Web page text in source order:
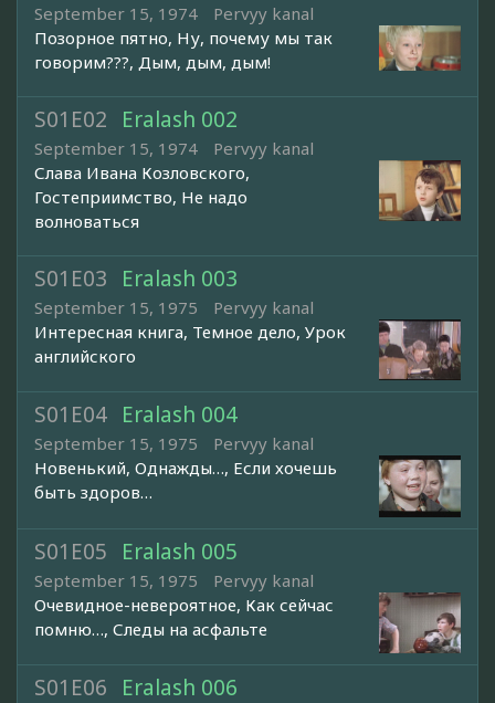
September 15, 1974
Pervyy kanal
Позорное пятно, Ну, почему мы так
говорим???, Дым, дым, дым!
S01E02 Eralash 002
September 15, 1974
Pervyy kanal
Слава Ивана Козловского,
Гостеприимство, Не надо
волноваться
S01E03 Eralash 003
September 15, 1975
Pervyy kanal
Интересная книга, Темное дело, Урок
английского
S01E04 Eralash 004
September 15, 1975
Pervyy kanal
Новенький, Однажды…, Если хочешь
быть здоров…
S01E05 Eralash 005
September 15, 1975
Pervyy kanal
Очевидное-невероятное, Как сейчас
помню…, Следы на асфальте
S01E06 Eralash 006